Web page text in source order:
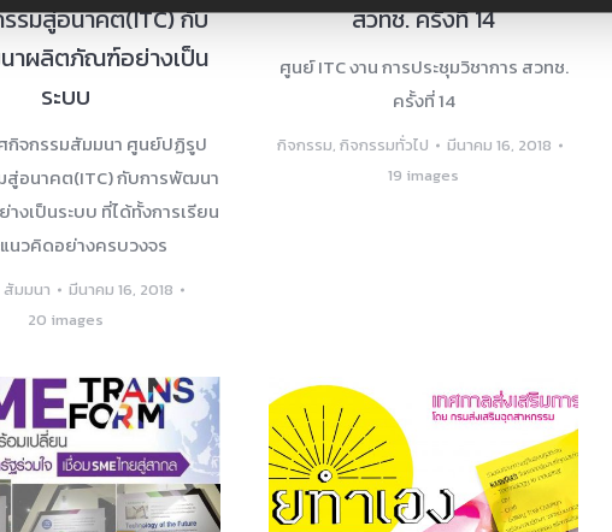
รมสู่อนาคต(ITC) กับ
าผลิตภัณฑ์อย่างเป็น
ระบบ
กิจกรรมสัมมนา ศูนย์ปฏิรูป
สู่อนาคต(ITC) กับการพัฒนา
เป็นระบบ ที่ได้ทั้งการเรียน
นวคิดอย่างครบวงจร
สัมมนา
มีนาคม 16, 2018
20 images
สวทช. ครั้งที่ 14
ศูนย์ ITC งาน การประชุมวิชาการ สวทช.
ครั้งที่ 14
กิจกรรม, กิจกรรมทั่วไป
มีนาคม 16, 2018
19 images